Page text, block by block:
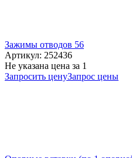
Зажимы отводов 56
Артикул: 252436
Не указана цена за 1
Запросить ценуЗапрос цены